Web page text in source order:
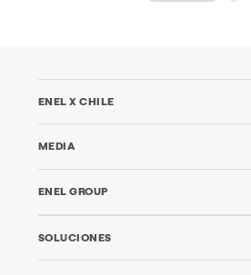
ENEL X CHILE
MEDIA
ENEL GROUP
SOLUCIONES